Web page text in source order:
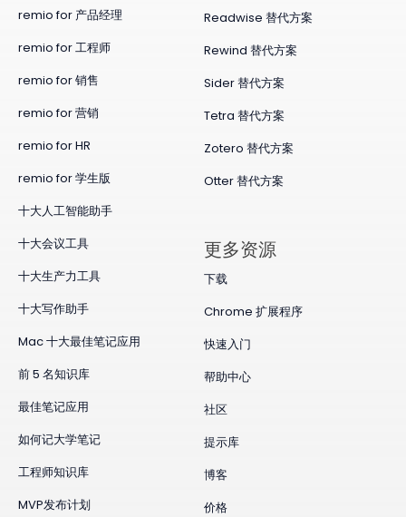
Readwise 替代方案
Rewind 替代方案
Sider 替代方案
Tetra 替代方案
Zotero 替代方案
Otter 替代方案
remio for 产品经理
remio for 工程师
remio for 销售
remio for 营销
remio for HR
remio for 学生版
十大人工智能助手
十大会议工具
十大生产力工具
十大写作助手
Mac 十大最佳笔记应用
前 5 名知识库
最佳笔记应用
如何记大学笔记
工程师知识库
MVP发布计划
更多资源
下载
Chrome 扩展程序
快速入门
帮助中心
社区
提示库
博客
价格